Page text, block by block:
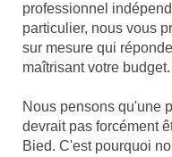
professionnel
particulier, nous vous
sur mesure qui
maîtrisant votre budget.
Nous pensons qu'une
devrait pas forcément
Bied. C'est pourquoi